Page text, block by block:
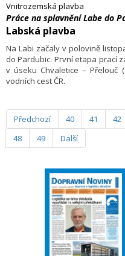
Vnitrozemská plavba
Práce na splavnění Labe do
Labská plavba
Na Labi začaly v polovině
do Pardubic. První etapa prací
v úseku Chvaletice – Přelouč
vodních cest ČR.
Předchozí 40 41 42
48
49 Další